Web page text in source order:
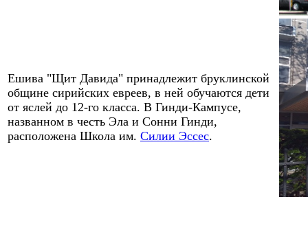
Ешива "Щит Давида" принадлежит бруклинской
общине сирийских евреев, в ней обучаются дети
от яслей до 12-го класса. В Гинди-Кампусе,
названном в честь Эла и Сонни Гинди,
расположена Школа им. Силии Эссес.